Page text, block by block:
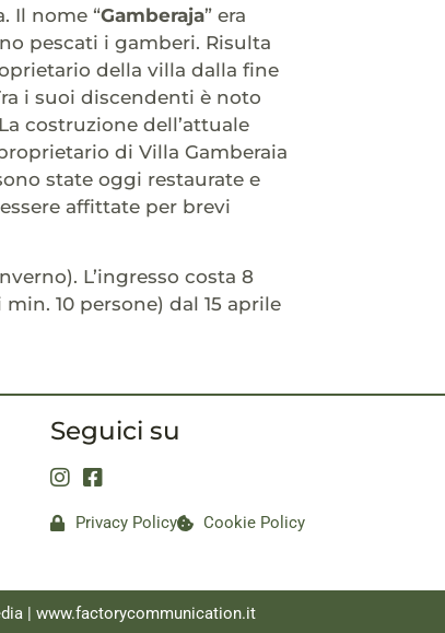
Il nome “Gamberaja” era
pescati i gamberi. Risulta
della villa dalla fine
i suoi discendenti è noto
costruzione dell’attuale
di Villa Gamberaia
state oggi restaurate e
affittate per brevi
L’ingresso costa 8
10 persone) dal 15 aprile
Seguici su
Privacy Policy Cookie Policy
| www.factorycommunication.it